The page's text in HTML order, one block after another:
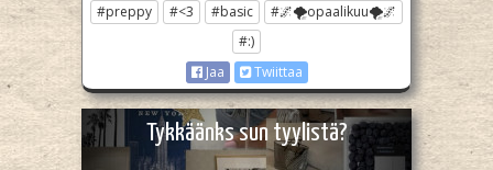
#preppy
#<3 #basic
#🌌🌪opaalikuu🌪🌌
#:)
Jaa
Twiittaa
Tykkäänks sun tyylistä?